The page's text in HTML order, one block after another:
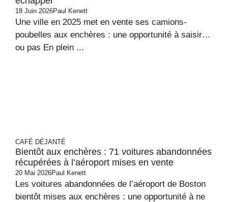
18 Juin 2026Paul Kenett
Une ville en 2025 met en vente ses camions-
poubelles aux enchères : une opportunité à saisir…
ou pas En plein ...
CAFÉ DÉJANTÉ
Bientôt aux enchères : 71 voitures abandonnées
récupérées à l’aéroport mises en vente
20 Mai 2026Paul Kenett
Les voitures abandonnées de l’aéroport de Boston
bientôt mises aux enchères : une opportunité à ne